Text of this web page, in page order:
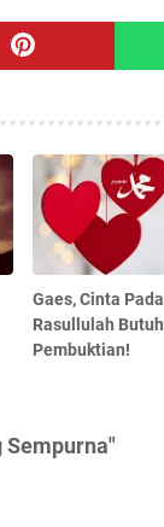
Gaes, Cinta Pada
Rasullulah Butuh
Pembuktian!
Sempurna"